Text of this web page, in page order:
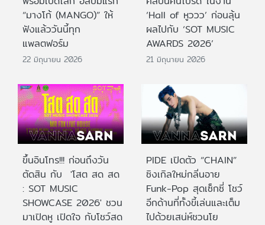
“มางโก้ (MANGO)” ให้
ฟังแล้ววันนี้ทุก
แพลตฟอร์ม
22 มิถุนายน 2026
‘Hall of หูววว’ ก่อนลุ้น
ผลไปกับ ‘SOT MUSIC
AWARDS 2026’
21 มิถุนายน 2026
ขึ้นอินโทร!!! ก่อนถึงวัน
ตัดสิน กับ 'โสต สด สด
: SOT MUSIC
SHOWCASE 2026' ชวน
มาเปิดหู เปิดใจ กับโชว์สด
PIDE เปิดตัว “CHAIN”
ซิงเกิลใหม่กลิ่นอาย
Funk-Pop สุดเซ็กซี่ โชว์
อีกด้านที่ทั้งขี้เล่นและเต็ม
ไปด้วยเสน่ห์ชวนโย